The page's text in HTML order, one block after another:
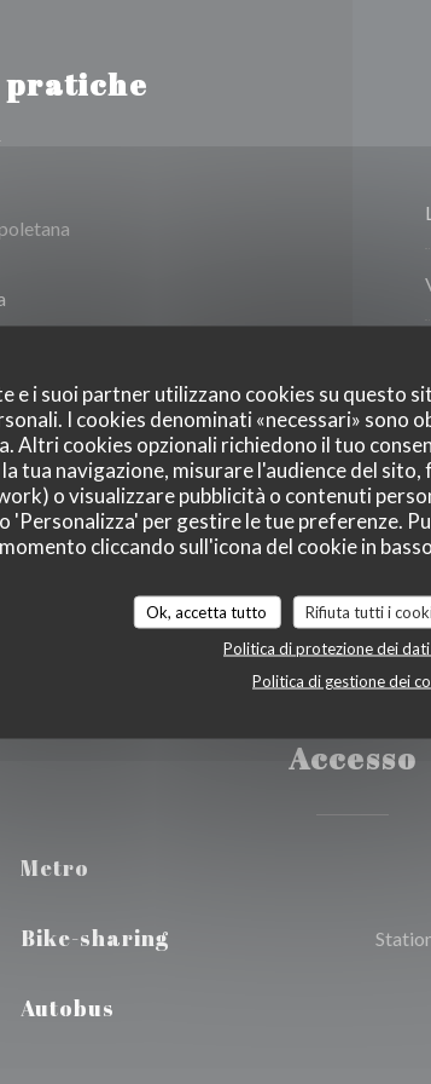
e i suoi partner utilizzano cookies su questo
I cookies denominati «necessari» sono
Altri cookies opzionali richiedono il tuo
tua navigazione, misurare l'audience del
o visualizzare pubblicità o contenuti
'Personalizza' per gestire le tue preferenze.
momento cliccando sull'icona del cookie in
Ok, accetta tutto Rifiuta tutti i
Politica di protezione dei
Politica di gestione dei
Pizza napoletana
Visa, Bancomat
Accesso
Metro
Bike-sharing
Autobus